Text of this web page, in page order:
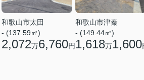
和歌山市太田
- (137.59㎡)
2,072万6,760円
和歌山市津秦
- (149.44㎡)
1,618万1,600